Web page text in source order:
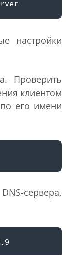
настройки
Проверить
клиентом
его имени
сервера,